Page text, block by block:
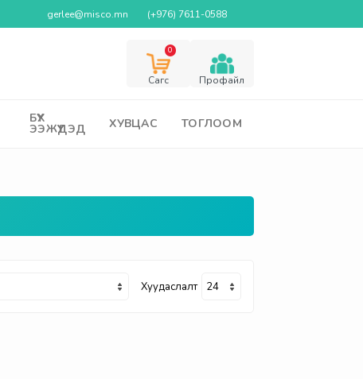
gerlee@misco.mn (+976) 7611-0588
0
Cагс Профайл
БҮХ
ЭЭЖҮҮДЭД ХУВЦАС ТОГЛООМ
Хуудаслалт